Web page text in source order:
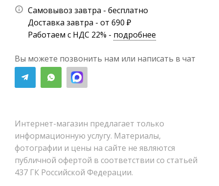
Самовывоз завтра - бесплатно
Доставка завтра - от 690 ₽
Работаем с НДС 22% - подробнее
Вы можете позвонить нам или написать в чат
Интернет-магазин предлагает только
информационную услугу. Материалы,
фотографии и цены на сайте не являются
публичной офертой в соответствии со статьей
437 ГК Российской Федерации.